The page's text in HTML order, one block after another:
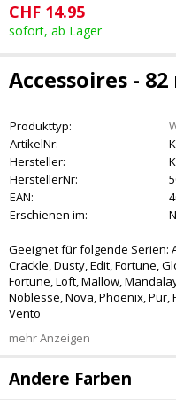
CHF 14.95
sofort, ab Lager
Accessoires -
Produkttyp:
ArtikelNr:
Hersteller:
HerstellerNr:
EAN:
Erschienen im:
Geeignet für folgende Serien:
Crackle, Dusty, Edit, Fortune,
Fortune, Loft, Mallow,
Noblesse, Nova, Phoenix, Pur,
Vento
mehr Anzeigen
Andere Farben